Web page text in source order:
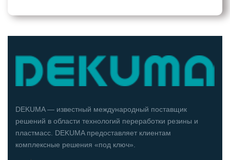
DEKUMA — известный международный поставщик
решений в области технологий переработки резины и
пластмасс. DEKUMA предоставляет клиентам
комплексные решения «под ключ».